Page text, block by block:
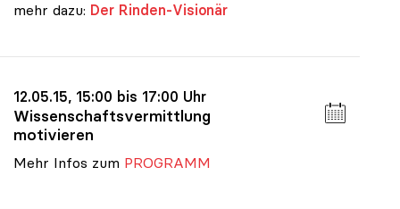
mehr dazu: Der Rinden-Visionär
12.05.15, 15:00 bis 17:00 Uhr
Wissenschaftsvermittlung
motivieren
Mehr Infos zum PROGRAMM